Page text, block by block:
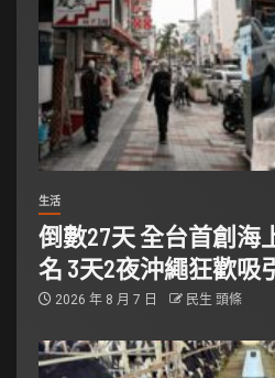
生活
倒數27天 全台首創海
名 3天2夜沖繩狂歡吸
2026 年 8 月 7 日 民生 頭條